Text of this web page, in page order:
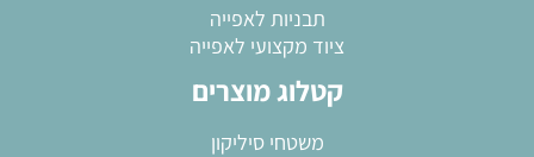
תבניות לאפייה
ציוד מקצועי לאפייה
קטלוג מוצרים
משטחי סיליקון